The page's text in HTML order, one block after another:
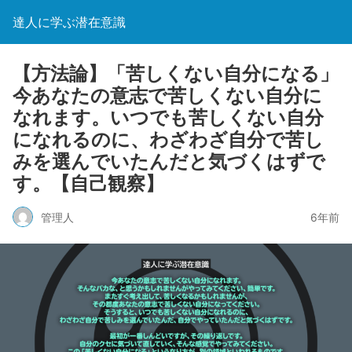
達人に学ぶ潜在意識
【方法論】「苦しくない自分になる」
今あなたの意志で苦しくない自分に
なれます。いつでも苦しくない自分
になれるのに、わざわざ自分で苦し
みを選んでいたんだと気づくはずで
す。【自己観察】
管理人 6年前